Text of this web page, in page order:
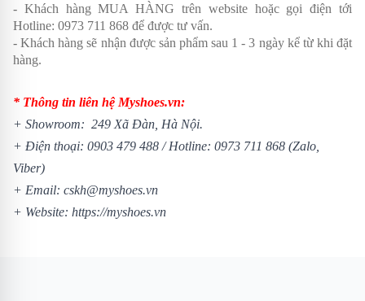
- Khách hàng MUA HÀNG trên website hoặc gọi điện tới
Hotline: 0973 711 868 để được tư vấn.
- Khách hàng sẽ nhận được sản phẩm sau 1 - 3 ngày kể từ khi đặt
hàng.
* Thông tin liên hệ Myshoes.vn:
+ Showroom: 249 Xã Đàn, Hà Nội.
+ Điện thoại: 0903 479 488 /Hotline: 0973 711 868 (Zalo,
Viber)
+ Email: cskh@myshoes.vn
+ Website: https://myshoes.vn